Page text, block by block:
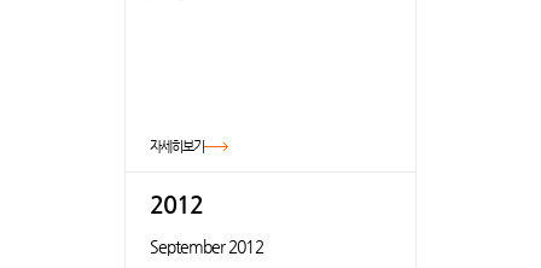
자세히보기
2012
September 2012